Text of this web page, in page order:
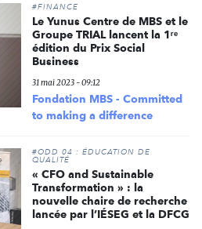
#FINANCE
Le Yunus Centre de MBS et le
Groupe TRIAL lancent la 1ʳᵉ
édition du Prix Social
Business
31 mai 2023 - 09:12
Fondation MBS - Committed
to making a difference
#ODD 04 : ÉDUCATION DE
QUALITÉ
« CFO and Sustainable
Transformation » : la
nouvelle chaire de recherche
lancée par l’IÉSEG et la DFCG